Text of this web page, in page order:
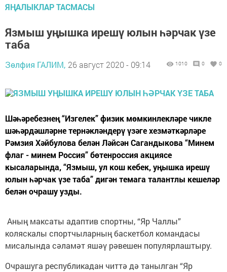
ЯҢАЛЫКЛАР ТАСМАСЫ
Язмыш уңышка ирешү юлын һәрчак үзе
таба
Зөлфия ГАЛИМ, 26 август 2020 - 09:14 1010 0 0
Шәһәребезнең “Изгелек” физик мөмкинлекләре чикле
шәһәрдәшләрне тернәкләндерү үзәге хезмәткәрләре
Рәмзия Хәйбулова белән Ләйсән Сагандыкова “Минем
флаг - минем Россия” бөтенроссия акциясе
кысаларында, “Язмыш, ул кош кебек, уңышка ирешү
юлын һәрчак үзе таба” дигән темага талантлы кешеләр
белән очрашу узды.
Аның максаты адаптив спортны, “Яр Чаллы”
коляскалы спортчыларның баскетбол командасы
мисалында сәламәт яшәү рәвешен популярлаштыру.
Очрашуга республикадан читтә дә танылган “Яр